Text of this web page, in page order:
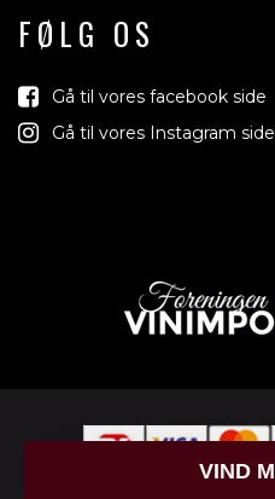
FØLG OS
Gå til vores facebook side
Gå til vores Instagram side